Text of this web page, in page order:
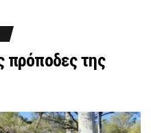
πρόποδες της